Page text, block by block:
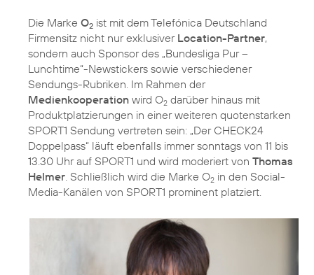
Die Marke O2 ist mit dem Telefónica Deutschland
Firmensitz nicht nur exklusiver Location-Partner,
sondern auch Sponsor des „Bundesliga Pur –
Lunchtime“-Newstickers sowie verschiedener
Sendungs-Rubriken. Im Rahmen der
Medienkooperation wird O2 darüber hinaus mit
Produktplatzierungen in einer weiteren quotenstarken
SPORT1 Sendung vertreten sein: „Der CHECK24
Doppelpass“ läuft ebenfalls immer sonntags von 11 bis
13.30 Uhr auf SPORT1 und wird moderiert von Thomas
Helmer. Schließlich wird die Marke O2 in den Social-
Media-Kanälen von SPORT1 prominent platziert.